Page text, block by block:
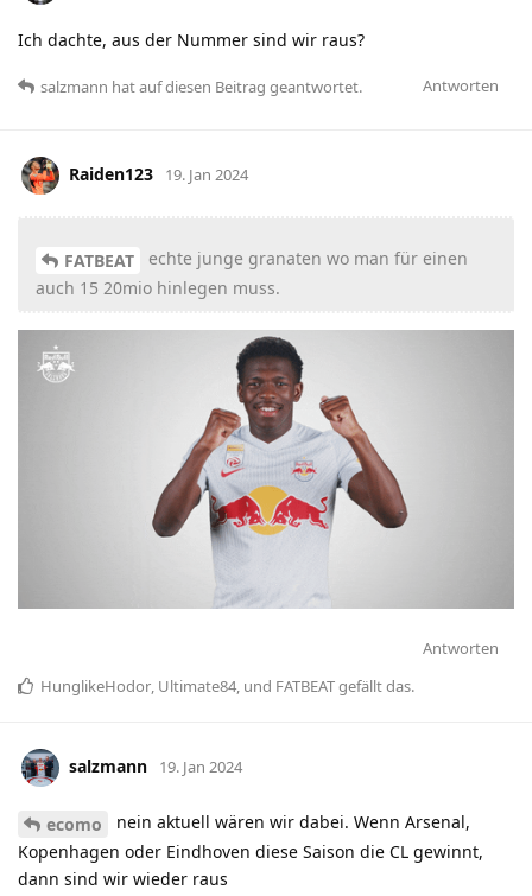
Ich dachte, aus der Nummer sind wir raus?
Antworten
salzmann hatauf diesen Beitrag geantwortet.
Raiden123 19. Jan 2024
FATBEAT
echte junge granaten wo man für einen
auch 15 20mio hinlegen muss.
Antworten
HunglikeHodor, Ultimate84, und FATBEATgefällt das.
salzmann 19. Jan 2024
ecomo
nein aktuell wären wir dabei. Wenn Arsenal,
Kopenhagen oder Eindhoven diese Saison die CL gewinnt,
dann sind wir wieder raus